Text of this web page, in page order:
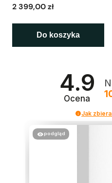
2 399,00 zł
Do koszyka
4.9
Ocena
Jak
podgląd